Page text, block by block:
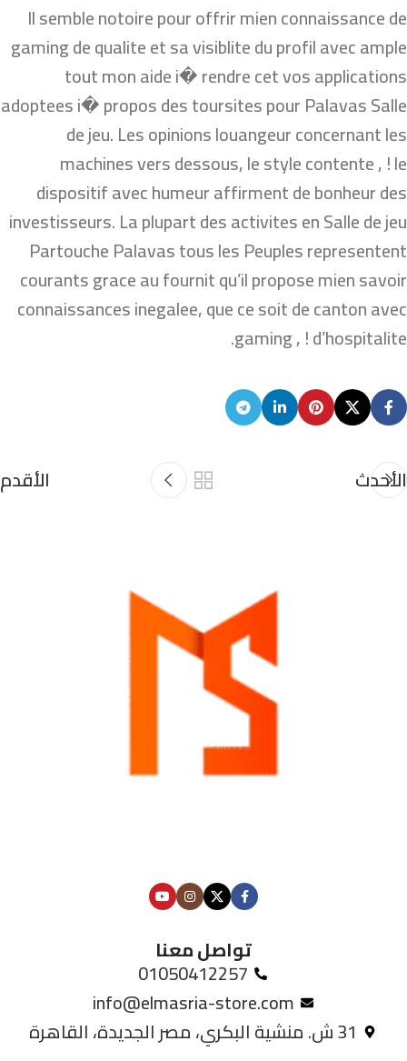
Il semble notoire pour offrir mien connaissance de
gaming de qualite et sa visiblite du profil avec ample
tout mon aide i� rendre cet vos applications
adoptees i� propos des toursites pour Palavas Salle
de jeu. Les opinions louangeur concernant les
machines vers dessous, le style contente , ! le
dispositif avec humeur affirment de bonheur des
investisseurs. La plupart des activites en Salle de jeu
Partouche Palavas tous les Peuples representent
courants grace au fournit qu’il propose mien savoir
connaissances inegalee, que ce soit de canton avec
gaming , ! d’hospitalite.
الأحدث الأقدم
تواصل معنا
01050412257
info@elmasria-store.com
31 ش. منشية البكري، مصر الجديدة، القاهرة